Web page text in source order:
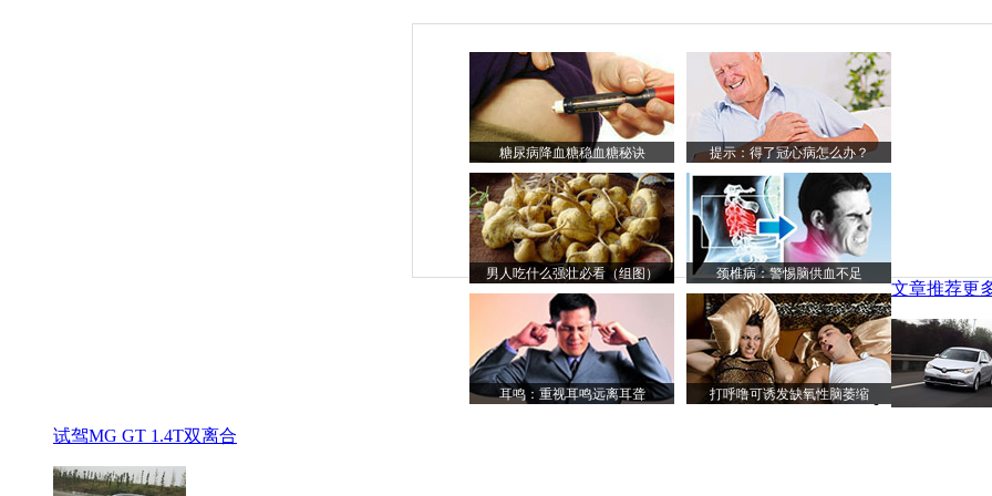
糖尿病降血糖稳血糖秘诀 提示：得了冠心病怎么办？
男人吃什么强壮必看（组图） 颈椎病：警惕脑供血不足
耳鸣：重视耳鸣远离耳聋 打呼噜可诱发缺氧性脑萎缩
文章推荐更
试驾MG GT 1.4T双离合